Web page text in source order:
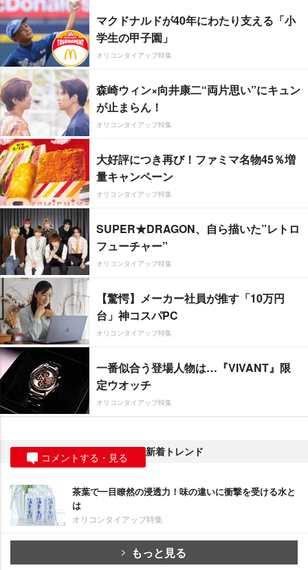
マクドナルドが40年にわたり支える「小
学生の甲子園」
オリコンタイアップ特集
森崎ウィン×向井康二“両片思い”にキュン
が止まらん！
オリコンタイアップ特集
大好評につき再び！ファミマ名物45％増
量キャンペーン
オリコンタイアップ特集
SUPER★DRAGON、自ら描いた”レトロ
フューチャー”
オリコンタイアップ特集
【驚愕】メーカー社員が推す「10万円
台」神コスパPC
オリコンタイアップ特集
一番似合う登場人物は…『VIVANT』限
定ウオッチ
オリコンタイアップ特集
コメントする・見る 新着トレンド
茶葉で一目瞭然の浸透力！味の違いに衝撃を受ける水と
は
オリコンタイアップ特集
もっと見る